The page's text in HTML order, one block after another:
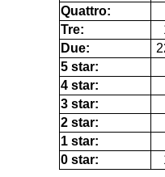
Quattro:
Tre:
Due:
5 star:
4 star:
3 star:
2 star:
1 star:
0 star: